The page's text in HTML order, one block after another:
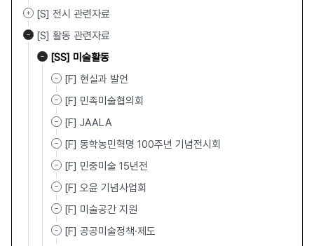
[S] 전시 관련자료
[S] 활동 관련자료
[SS] 미술활동
[F] 현실과 발언
[F] 민족미술협의회
[F] JAALA
[F] 동학농민혁명 100주년 기념전시회
[F] 민중미술 15년전
[F] 오윤 기념사업회
[F] 미술공간 지원
[F] 공공미술정책·제도